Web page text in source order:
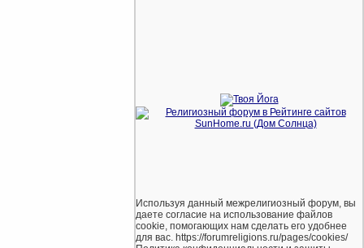
Используя данный межрелигиозный форум, вы
даете согласие на использование файлов
cookie, помогающих нам сделать его удобнее
для вас. https://forumreligions.ru/pages/cookies/